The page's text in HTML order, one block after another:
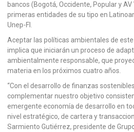
bancos (Bogotá, Occidente, Popular y
primeras entidades de su tipo en
Unep-FI.
Aceptar las políticas ambientales de
implica que iniciarán un proceso de
ambientalmente responsable, que
materia en los próximos cuatro años.
“Con el desarrollo de finanzas
complementar nuestro objetivo
emergente economía de desarrollo en
nivel estratégico, de cartera y
Sarmiento Gutiérrez, presidente de Grupo